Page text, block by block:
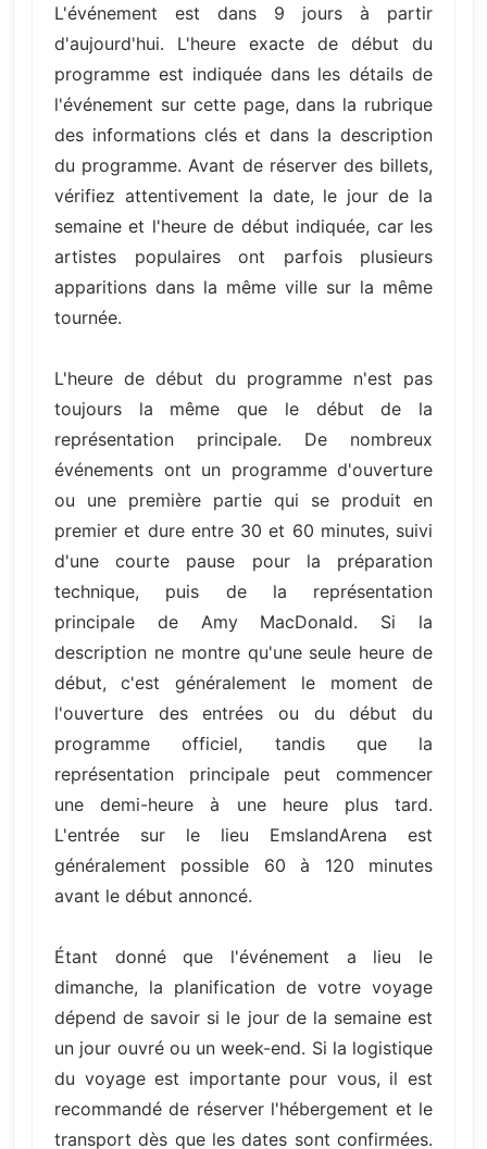
L'événement est dans 9 jours à partir
d'aujourd'hui. L'heure exacte de début du
programme est indiquée dans les détails de
l'événement sur cette page, dans la rubrique
des informations clés et dans la description
du programme. Avant de réserver des billets,
vérifiez attentivement la date, le jour de la
semaine et l'heure de début indiquée, car les
artistes populaires ont parfois plusieurs
apparitions dans la même ville sur la même
tournée.
L'heure de début du programme n'est pas
toujours la même que le début de la
représentation principale. De nombreux
événements ont un programme d'ouverture
ou une première partie qui se produit en
premier et dure entre 30 et 60 minutes, suivi
d'une courte pause pour la préparation
technique, puis de la représentation
principale de Amy MacDonald. Si la
description ne montre qu'une seule heure de
début, c'est généralement le moment de
l'ouverture des entrées ou du début du
programme officiel, tandis que la
représentation principale peut commencer
une demi-heure à une heure plus tard.
L'entrée sur le lieu EmslandArena est
généralement possible 60 à 120 minutes
avant le début annoncé.
Étant donné que l'événement a lieu le
dimanche, la planification de votre voyage
dépend de savoir si le jour de la semaine est
un jour ouvré ou un week-end. Si la logistique
du voyage est importante pour vous, il est
recommandé de réserver l'hébergement et le
transport dès que les dates sont confirmées.